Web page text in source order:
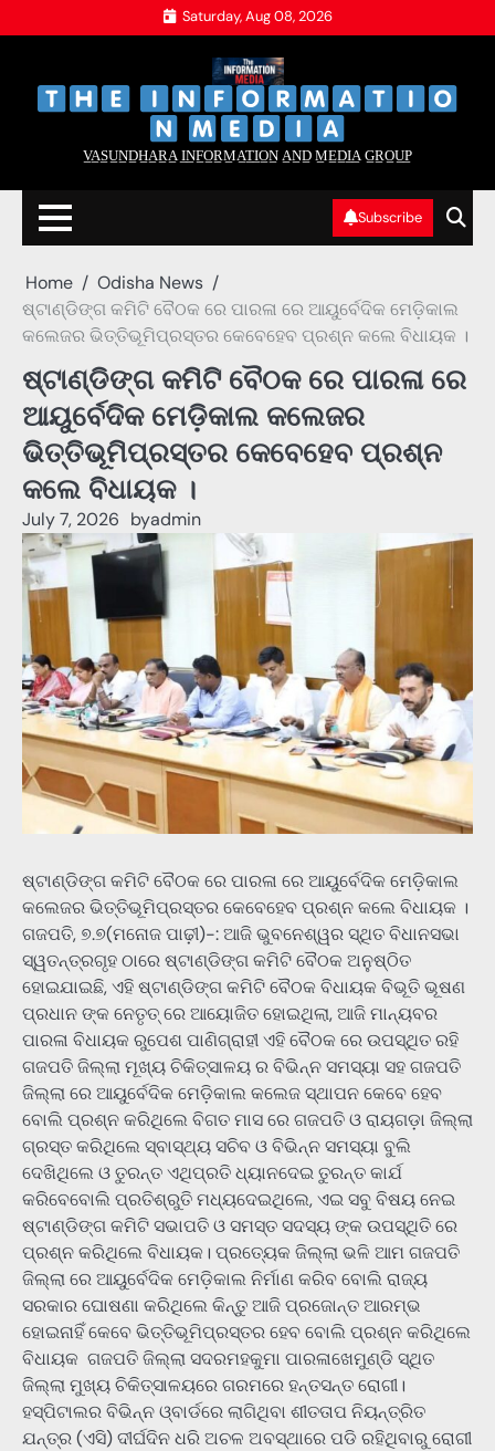
to
Saturday, Aug 08, 2026
V̲A̲S̲U̲N̲D̲H̲A̲R̲A̲ I̲N̲F̲O̲R̲M̲A̲T̲I̲O̲N̲ A̲N̲D̲ M̲E̲D̲I̲A̲ G̲R̲O̲U̲P̲
Subscribe
Home
Odisha News
ଷ୍ଟାଣ୍ଡିଙ୍ଗ କମିଟି ବୈଠକ ରେ ପାରଳା ରେ ଆୟୁର୍ବେଦିକ ମେଡ଼ିକାଲ
କଲେଜର ଭିତ୍ତିଭୂମିପ୍ରସ୍ତର କେବେହେବ ପ୍ରଶ୍ନ କଲେ ବିଧାୟକ ।
ଷ୍ଟାଣ୍ଡିଙ୍ଗ କମିଟି ବୈଠକ ରେ ପାରଳା ରେ
ଆୟୁର୍ବେଦିକ ମେଡ଼ିକାଲ କଲେଜର
ଭିତ୍ତିଭୂମିପ୍ରସ୍ତର କେବେହେବ ପ୍ରଶ୍ନ
କଲେ ବିଧାୟକ ।
July 7, 2026 byadmin
ଷ୍ଟାଣ୍ଡିଙ୍ଗ କମିଟି ବୈଠକ ରେ ପାରଳା ରେ ଆୟୁର୍ବେଦିକ ମେଡ଼ିକାଲ
କଲେଜର ଭିତ୍ତିଭୂମିପ୍ରସ୍ତର କେବେହେବ ପ୍ରଶ୍ନ କଲେ ବିଧାୟକ ।
ଗଜପତି, ୭.୭(ମନୋଜ ପାଢ଼ୀ)-: ଆଜି ଭୁବନେଶ୍ୱର ସ୍ଥିତ ବିଧାନସଭା
ସ୍ୱତନ୍ତ୍ରଗୃହ ଠାରେ ଷ୍ଟାଣ୍ଡିଙ୍ଗ କମିଟି ବୈଠକ ଅନୁଷ୍ଠିତ
ହୋଇଯାଇଛି, ଏହି ଷ୍ଟାଣ୍ଡିଙ୍ଗ କମିଟି ବୈଠକ ବିଧାୟକ ବିଭୂତି ଭୂଷଣ
ପ୍ରଧାନ ଙ୍କ ନେତୃତ୍ ରେ ଆୟୋଜିତ ହୋଇଥିଲା, ଆଜି ମାନ୍ୟବର
ପାରଳା ବିଧାୟକ ରୁପେଶ ପାଣିଗ୍ରାହୀ ଏହି ବୈଠକ ରେ ଉପସ୍ଥିତ ରହି
ଗଜପତି ଜିଲ୍ଲା ମୂଖ୍ୟ ଚିକିତ୍ସାଳୟ ର ବିଭିନ୍ନ ସମସ୍ୟା ସହ ଗଜପତି
ଜିଲ୍ଲା ରେ ଆୟୁର୍ବେଦିକ ମେଡ଼ିକାଲ କଲେଜ ସ୍ଥାପନ କେବେ ହେବ
ବୋଲି ପ୍ରଶ୍ନ କରିଥିଲେ ବିଗତ ମାସ ରେ ଗଜପତି ଓ ରାୟଗଡ଼ା ଜିଲ୍ଲା
ଗ୍ରସ୍ତ କରିଥିଲେ ସ୍ବାସ୍ଥ୍ୟ ସଚିବ ଓ ବିଭିନ୍ନ ସମସ୍ୟା ବୁଲି
ଦେଖିଥିଲେ ଓ ତୁରନ୍ତ ଏଥିପ୍ରତି ଧ୍ୟାନଦେଇ ତୁରନ୍ତ କାର୍ଯ
କରିବେବୋଲି ପ୍ରତିଶ୍ରୁତି ମଧ୍ୟଦେଇଥିଲେ, ଏଇ ସବୁ ବିଷୟ ନେଇ
ଷ୍ଟାଣ୍ଡିଙ୍ଗ କମିଟି ସଭାପତି ଓ ସମସ୍ତ ସଦସ୍ୟ ଙ୍କ ଉପସ୍ଥିତି ରେ
ପ୍ରଶ୍ନ କରିଥିଲେ ବିଧାୟକ। ପ୍ରତ୍ୟେକ ଜିଲ୍ଲା ଭଳି ଆମ ଗଜପତି
ଜିଲ୍ଲା ରେ ଆୟୁର୍ବେଦିକ ମେଡ଼ିକାଲ ନିର୍ମାଣ କରିବ ବୋଲି ରାଜ୍ୟ
ସରକାର ଘୋଷଣା କରିଥିଲେ କିନ୍ତୁ ଆଜି ପ୍ରଜୋନ୍ତ ଆରମ୍ଭ
ହୋଇନାହିଁ କେବେ ଭିତ୍ତିଭୂମିପ୍ରସ୍ତର ହେବ ବୋଲି ପ୍ରଶ୍ନ କରିଥିଲେ
ବିଧାୟକ ‎ ଗଜପତି ଜିଲ୍ଲା ସଦରମହକୁମା ପାରଳାଖେମୁଣ୍ଡି ସ୍ଥିତ
ଜିଲ୍ଲା ମୁଖ୍ୟ ଚିକିତ୍ସାଳୟରେ ଗରମରେ ହନ୍ତସନ୍ତ ରୋଗୀ।
ହସ୍ପିଟାଲର ବିଭିନ୍ନ ଓ୍ବାର୍ଡରେ ଲାଗିଥିବା ଶୀତତାପ ନିୟନ୍ତ୍ରିତ
ଯନ୍ତ୍ର (ଏସି) ଦୀର୍ଘଦିନ ଧରି ଅଚଳ ଅବସ୍ଥାରେ ପଡି ରହିଥିବାରୁ ରୋଗୀ